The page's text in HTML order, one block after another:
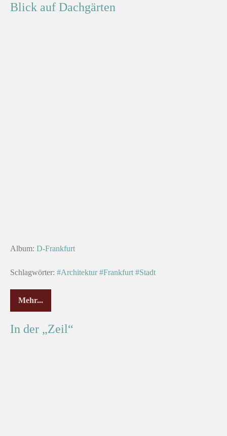
Blick auf Dachgärten
Album: D-Frankfurt
Schlagwörter: #Architektur #Frankfurt #Stadt
Mehr...
Blick
auf
In der „Zeil“